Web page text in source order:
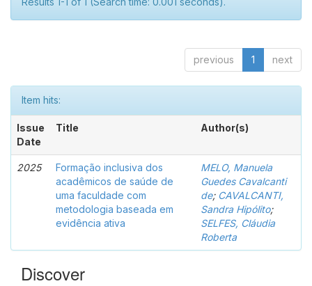
previous 1 next
Item hits:
Issue
Date
Title Author(s)
2025
Formação inclusiva dos
acadêmicos de saúde de
uma faculdade com
metodologia baseada em
evidência ativa
MELO, Manuela
Guedes Cavalcanti
de; CAVALCANTI,
Sandra Hipólito;
SELFES, Cláudia
Roberta
Discover